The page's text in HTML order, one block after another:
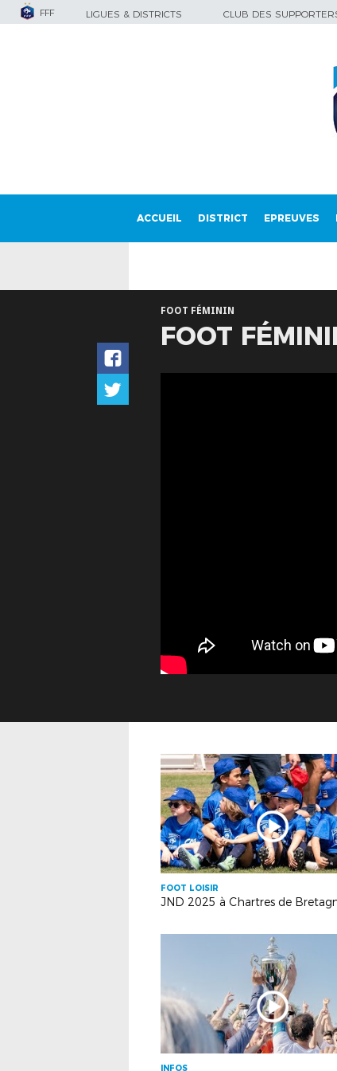
FFF LIGUES & DISTRICTS CLUB DES
ACCUEIL DISTRICT EPREUVES
FOOT FÉMININ
FOOT
FOOT LOISIR
JND 2025 à Chartres de
INFOS